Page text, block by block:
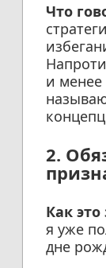
Что
и
2.
Как это
я уже
дне